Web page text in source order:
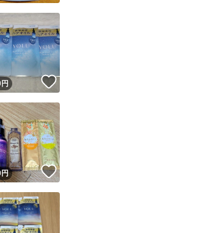
発送を保証しているものではありません
ーザーは高頻度で24時間以内＆設定した発送日数内に発送してい
ーザーは高頻度で24時間以内に発送しています
ーザーは設定した発送日数内に発送しています
キャンセル
円
円 いいね！